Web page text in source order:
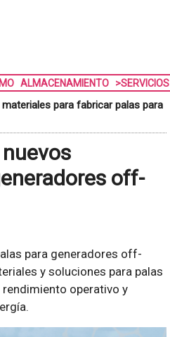
ALMACENAMIENTO >SERVICIOS
para fabricar palas para
off-
para generadores off-
y soluciones para palas
operativo y